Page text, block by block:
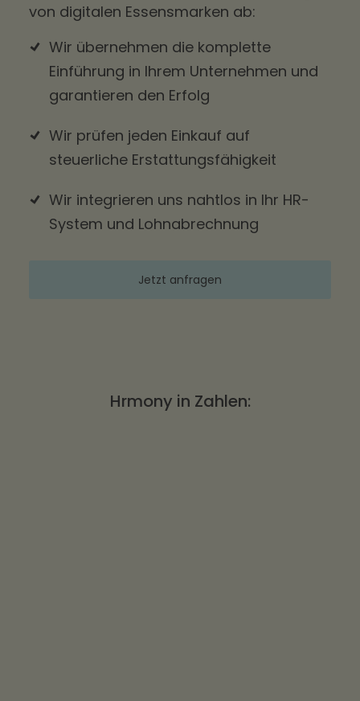
von digitalen Essensmarken ab:
Wir übernehmen die komplette
Einführung in Ihrem Unternehmen und
garantieren den Erfolg
Wir prüfen jeden Einkauf auf
steuerliche Erstattungsfähigkeit
Wir integrieren uns nahtlos in Ihr HR-
System und Lohnabrechnung
Jetzt anfragen
Hrmony in Zahlen: